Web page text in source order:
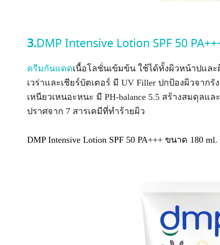
3.DMP Intensive Lotion SPF 50
ครีมกันแดดเนื้อโลชั่นเข้มข้น ใช้ได้ทั้งผิวหน้าปแล
เวร่าและเชียร์บัตเตอร์ มี UV Filler ปกป้องผิวจากรั
เหนียวเหนอะหนะ มี PH-balance 5.5 สร้างสมดุลแ
ปราศจาก 7 สารเคมีที่ทำร้ายผิว
DMP Intensive Lotion SPF 50 PA+++ ขนาด 180